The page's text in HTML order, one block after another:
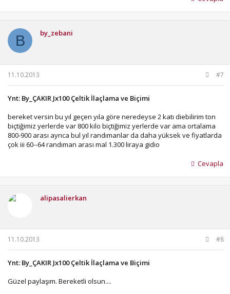
B by_zebani
11.10.2013 #7
Ynt: By_ÇAKIR Jx100 Çeltik İlaçlama ve Biçimi
bereket versin bu yıl geçen yıla göre neredeyse 2 katı diebilirim ton
biçtiğimiz yerlerde var 800 kilo biçtiğimiz yerlerde var ama ortalama
800-900 arası ayrıca bul yıl randımanlar da daha yüksek ve fiyatlarda
çok iii 60--64 randıman arası mal 1.300 liraya gidio
Cevapla
alipasalierkan
11.10.2013 #8
Ynt: By_ÇAKIR Jx100 Çeltik İlaçlama ve Biçimi
Güzel paylaşım. Bereketli olsun....